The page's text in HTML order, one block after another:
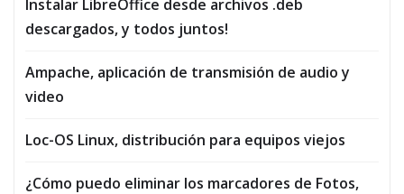
Instalar LibreOffice desde archivos .deb
descargados, y todos juntos!
Ampache, aplicación de transmisión de audio y
video
Loc-OS Linux, distribución para equipos viejos
¿Cómo puedo eliminar los marcadores de Fotos,